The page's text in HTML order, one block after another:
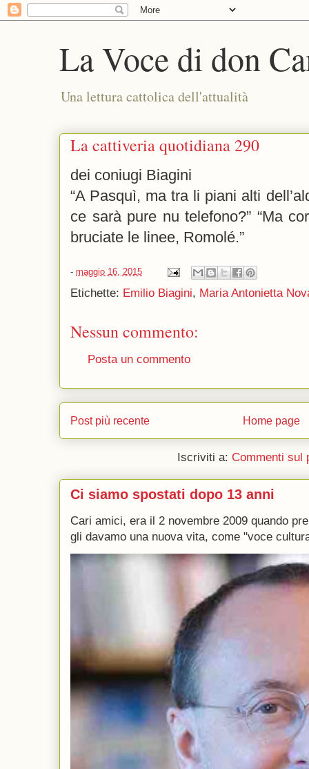
La Voce di don
Una lettura cattolica dell'attualità
La cattiveria quotidiana 290
dei coniugi Biagini
“A Pasquì, ma tra li piani alti
ce sarà pure nu telefono?” “Ma
bruciate le linee, Romolé.”
- maggio 16, 2015
Etichette: Emilio Biagini, Maria Antonietta
Nessun commento:
Posta un commento
Post più recente Home page
Iscriviti a: Commenti sul
Ci siamo spostati dopo 13 anni
Cari amici, era il 2 novembre 2009 quando
gli davamo una nuova vita, come "voce